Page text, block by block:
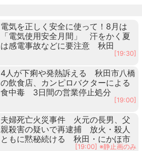
電気を正しく安全に使って！8月は
「電気使用安全月間」 汗をかく夏
は感電事故などに要注意 秋田
[19:30]
4人が下痢や発熱訴える 秋田市八橋
の飲食店、カンピロバクターによる
食中毒 3日間の営業停止処分
[19:00]
夫婦死亡火災事件 火元の長男、父
親殺害の疑いで再逮捕 放火・殺人
ともに黙秘続ける 秋田・にかほ市
[19:00] ※静止画のみ